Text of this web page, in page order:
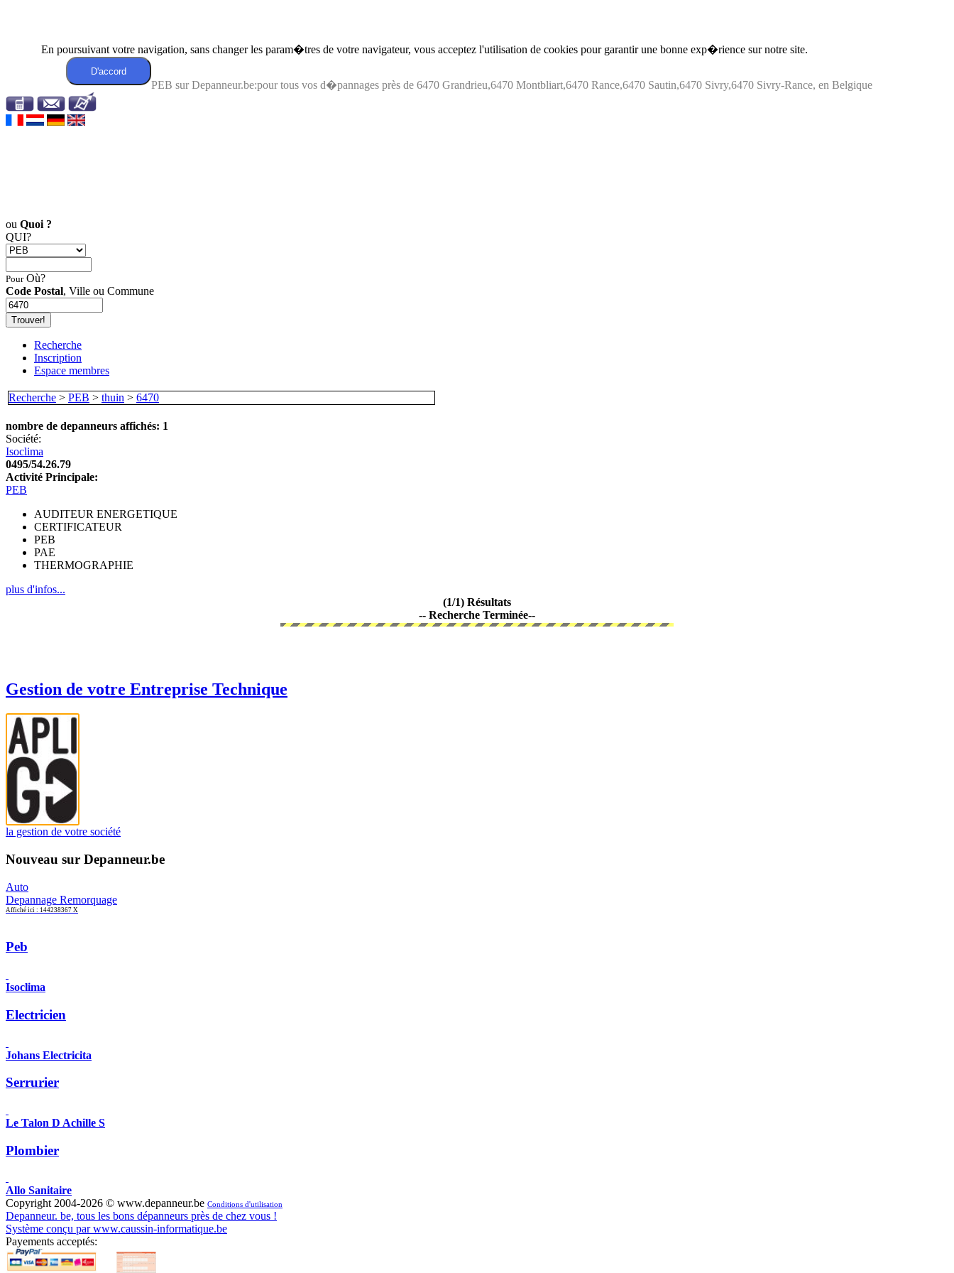
En poursuivant votre navigation, sans changer les param�tres de votre navigateur, vous acceptez l'utilisation de cookies pour garantir une bonne exp�rience sur notre site.
PEB sur Depanneur.be:pour tous vos d�pannages près de 6470 Grandrieu,6470 Montbliart,6470 Rance,6470 Sautin,6470 Sivry,6470 Sivry-Rance, en Belgique
ou Quoi ?
QUI?
PourOù?
Code Postal, Ville ou Commune
Recherche
Inscription
Espace membres
Recherche > PEB > thuin > 6470
nombre de depanneurs affichés: 1
Société:
Isoclima
0495/54.26.79
Activité Principale:
PEB
AUDITEUR ENERGETIQUE
CERTIFICATEUR
PEB
PAE
THERMOGRAPHIE
plus d'infos...
(1/1) Résultats
-- Recherche Terminée--
Gestion de votre Entreprise Technique
la gestion de votre société
Nouveau sur Depanneur.be
Auto
Depannage Remorquage
Affiché ici : 144238367 X
Peb
Isoclima
Electricien
Johans Electricita
Serrurier
Le Talon D Achille S
Plombier
Allo Sanitaire
Copyright 2004-2026 © www.depanneur.be Conditions d'utilisation
Depanneur. be, tous les bons dépanneurs près de chez vous !
Système conçu par www.caussin-informatique.be
Payements acceptés: